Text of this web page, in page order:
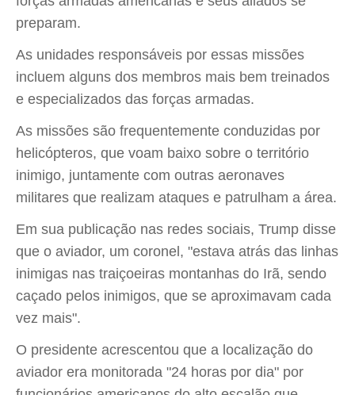
preparam.
As unidades responsáveis ​​por essas missões
incluem alguns dos membros mais bem treinados
e especializados das forças armadas.
As missões são frequentemente conduzidas por
helicópteros, que voam baixo sobre o território
inimigo, juntamente com outras aeronaves
militares que realizam ataques e patrulham a área.
Em sua publicação nas redes sociais, Trump disse
que o aviador, um coronel, "estava atrás das linhas
inimigas nas traiçoeiras montanhas do Irã, sendo
caçado pelos inimigos, que se aproximavam cada
vez mais".
O presidente acrescentou que a localização do
aviador era monitorada "24 horas por dia" por